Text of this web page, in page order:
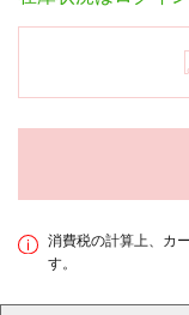
消費税の計算上、カ
す。